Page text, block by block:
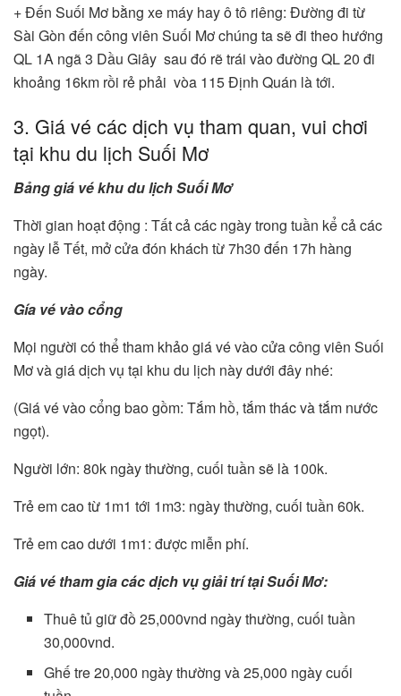
+ Đến Suối Mơ bằng xe máy hay ô tô riêng: Đường đi từ
Sài Gòn đến công viên Suối Mơ chúng ta sẽ đi theo hướng
QL 1A ngã 3 Dầu Giây sau đó rẽ trái vào đường QL 20 đi
khoảng 16km rồi rẻ phải vòa 115 Định Quán là tới.
3. Giá vé các dịch vụ tham quan, vui chơi
tại khu du lịch Suối Mơ
Bảng giá vé khu du lịch Suối Mơ
Thời gian hoạt động : Tất cả các ngày trong tuần kể cả các
ngày lễ Tết, mở cửa đón khách từ 7h30 đến 17h hàng
ngày.
Gía vé vào cổng
Mọi người có thể tham khảo giá vé vào cửa công viên Suối
Mơ và giá dịch vụ tại khu du lịch này dưới đây nhé:
(Giá vé vào cổng bao gồm: Tắm hồ, tắm thác và tắm nước
ngọt).
Người lớn: 80k ngày thường, cuối tuần sẽ là 100k.
Trẻ em cao từ 1m1 tới 1m3: ngày thường, cuối tuần 60k.
Trẻ em cao dưới 1m1: được miễn phí.
Giá vé tham gia các dịch vụ giải trí tại Suối Mơ:
Thuê tủ giữ đồ 25,000vnd ngày thường, cuối tuần
30,000vnd.
Ghế tre 20,000 ngày thường và 25,000 ngày cuối